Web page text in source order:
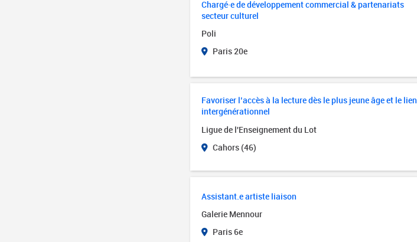
Chargé·e de développement commercial & partenariats
secteur culturel
Poli
Paris 20e
Favoriser l’accès à la lecture dès le plus jeune âge et le lien
intergénérationnel
Ligue de l'Enseignement du Lot
Cahors (46)
Assistant.e artiste liaison
Galerie Mennour
Paris 6e